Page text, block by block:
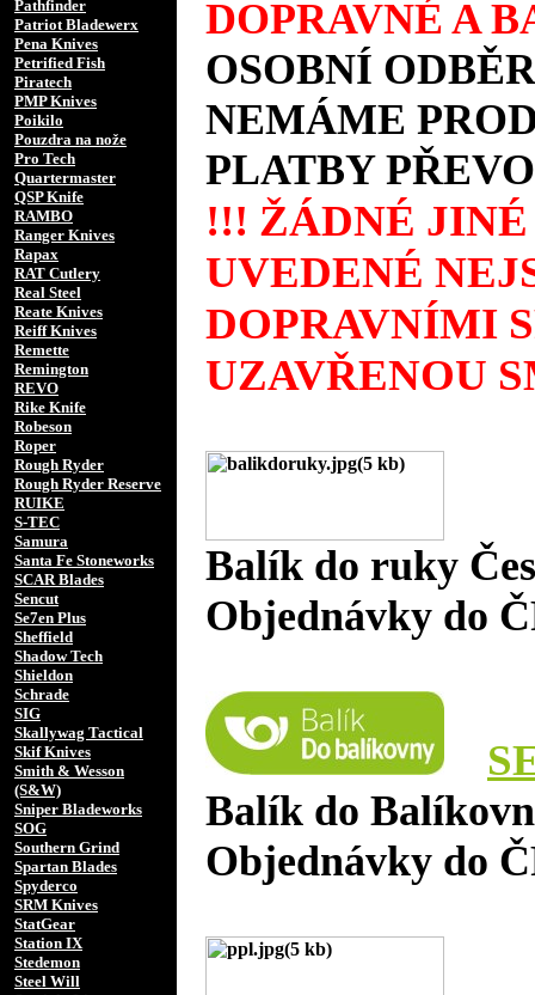
Pathfinder
Patriot Bladewerx
Pena Knives
Petrified Fish
Piratech
PMP Knives
Poikilo
Pouzdra na nože
Pro Tech
Quartermaster
QSP Knife
RAMBO
Ranger Knives
Rapax
RAT Cutlery
Real Steel
Reate Knives
Reiff Knives
Remette
Remington
REVO
Rike Knife
Robeson
Roper
Rough Ryder
Rough Ryder Reserve
RUIKE
S-TEC
Samura
Santa Fe Stoneworks
SCAR Blades
Sencut
Se7en Plus
Sheffield
Shadow Tech
Shieldon
Schrade
SIG
Skallywag Tactical
Skif Knives
Smith & Wesson
(S&W)
Sniper Bladeworks
SOG
Southern Grind
Spartan Blades
Spyderco
SRM Knives
StatGear
Station IX
Stedemon
Steel Will
DOPRAVNÉ A
OSOBNÍ
NEMÁME
PLATBY
!!! ŽÁDNÉ JINÉ
UVEDENÉ
DOPRAVNÍMI
UZAVŘENOU
Balík do ruky
Objednávky do
Balík do
Objednávky do